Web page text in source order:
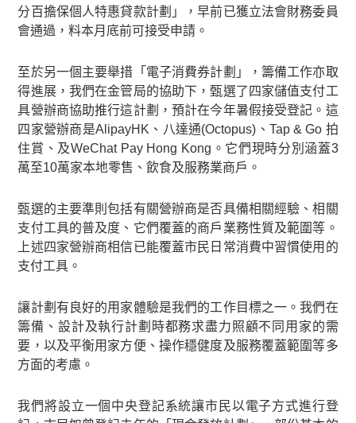
分百擔保個人特惠貸款計劃」，早前已獲立法會財務委員
會通過，料本月底前可接受申請。
至於另一個主要舉措「電子消費券計劃」，籌備工作亦取
得進展，我們在金管局的協助下，甄選了四家儲值支付工
具營辦商協助推行這計劃，預計在今年暑假接受登記。這
四家營辦商是AlipayHK、八達通(Octopus)、Tap & Go 拍
住賞、及WeChat Pay Hong Kong。它們現時分別涵蓋3
萬至10萬家本地零售、飲食及服務業商戶。
甄選的主要準則包括有關營辦商是否具備相關經驗、相關
支付工具的普及度、它們覆蓋的商戶業務性質及範圍等。
上述四家營辦商相信已能覆蓋市民日常消費中習慣使用的
支付工具。
讓計劃有良好的用家體驗是我們的工作目標之一。我們在
籌備、設計及執行計劃時都務求盡力照顧不同用家的需
要，以及平衡用家方便、操作穩健度及服務覆蓋範圍等多
方面的考慮。
我們將設立一個中央登記系統讓市民以電子方式進行登